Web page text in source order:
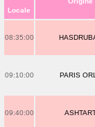
Locale
08:35:00
09:10:00 PARIS
09:40:00